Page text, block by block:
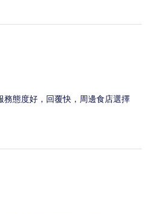
態度好，回覆快，周邊食店選擇